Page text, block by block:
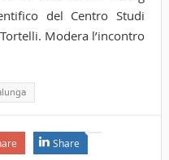
del Centro Studi
Modera l’incontro
Share